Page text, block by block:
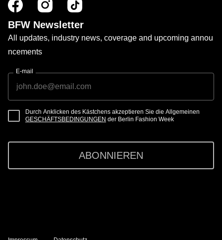
BFW Newsletter
All updates, industry news, coverage and upcoming annou
ncements
E-mail
Durch Anklicken des Kästchens akzeptieren Sie die Allgemeinen
GESCHÄFTSBEDINGUNGEN der Berlin Fashion Week
ABONNIEREN